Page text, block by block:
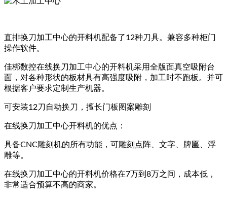
直排换刀加工中心的开料机配备了12种刀具。兼容多种柜门
操作软件。
佳梆数控在线换刀加工中心的开料机采用全版面真空吸附台
面，对各种形状的板材具有高强度吸附，加工时不跑板。并可
根据客户要求定制生产机器。
可安装12刀自动换刀，擅长门板图案雕刻
在线换刀加工中心开料机的优点：
具备CNC雕刻机的所有功能，可雕刻点阵、文字、牌匾、浮
雕等。
在线换刀加工中心的开料机价格在7万到8万之间，成本低，
非常适合预算不高的商家。